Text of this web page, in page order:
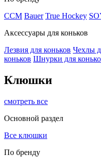
ССМ Bauer True Hockey
Аксессуары для коньков
Лезвия для коньков Чехлы
коньков Шнурки для
Клюшки
смотреть все
Основной раздел
Все клюшки
По бренду